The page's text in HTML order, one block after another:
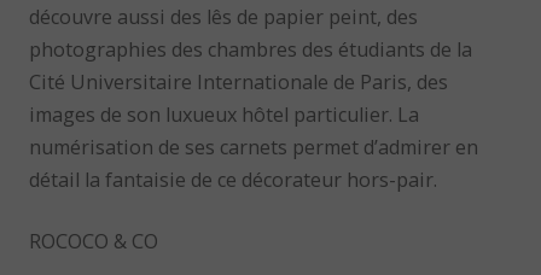
découvre aussi des lês de papier peint, des
photographies des chambres des étudiants de la
Cité Universitaire Internationale de Paris, des
images de son luxueux hôtel particulier. La
numérisation de ses carnets permet d’admirer en
détail la fantaisie de ce décorateur hors-pair.
ROCOCO & CO